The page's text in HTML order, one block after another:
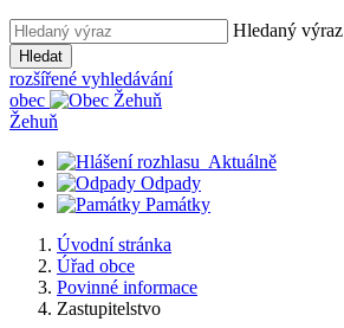
Hledaný výraz
Hledat
rozšířené vyhledávání
obec
Žehuň
Aktuálně
Odpady
Památky
Úvodní stránka
Úřad obce
Povinné informace
Zastupitelstvo